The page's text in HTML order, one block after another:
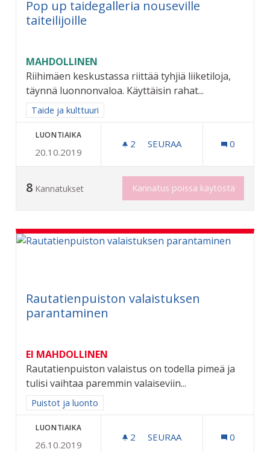
Pop up taidegalleria nouseville
taiteilijoille
MAHDOLLINEN
Riihimäen keskustassa riittää tyhjiä liiketiloja,
täynnä luonnonvaloa. Käyttäisin rahat...
Rajaa tulokset aihepiirin mukaan: Taide ja kulttuuri
Taide ja kulttuuri
LUONTIAIKA
20.10.2019
2 2 SEURAAJAA
SEURAA 0
8 Kannatukset Kannatus poissa käytöstä
Rautatienpuiston valaistuksen
parantaminen
EI MAHDOLLINEN
Rautatienpuiston valaistus on todella pimeä ja
tulisi vaihtaa paremmin valaiseviin...
Rajaa tulokset aihepiirin mukaan: Puistot ja luonto
Puistot ja luonto
LUONTIAIKA
26.10.2019
2 2 SEURAAJAA
SEURAA 0